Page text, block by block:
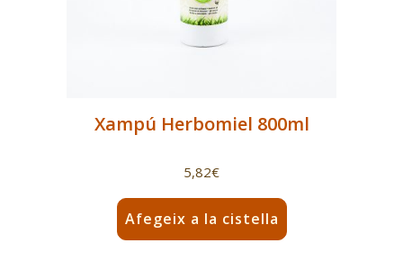
Xampú Herbomiel 800ml
5,82€
Afegeix a la cistella